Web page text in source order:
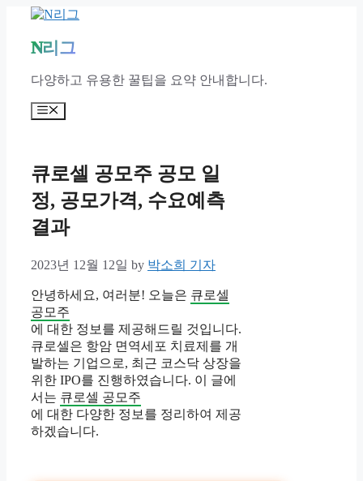
contentN리그
다양하고 유용한 꿀팁을 요약 안내합니다.
Menu
큐로셀 공모주 공모 일
정, 공모가격, 수요예측
결과
2023년 12월 12일 by 박소희 기자
안녕하세요, 여러분! 오늘은 큐로셀
공모주
에 대한 정보를 제공해드릴 것입니다.
큐로셀은 항암 면역세포 치료제를 개
발하는 기업으로, 최근 코스닥 상장을
위한 IPO를 진행하였습니다. 이 글에
서는 큐로셀 공모주
에 대한 다양한 정보를 정리하여 제공
하겠습니다.